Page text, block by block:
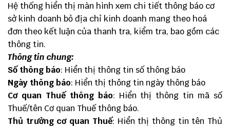
Hệ thống hiển thị màn hình xem chi tiết thông báo cơ
sở kinh doanh bỏ địa chỉ kinh doanh mang theo hoá
đơn theo kết luận của thanh tra, kiểm tra, bao gồm các
thông tin.
Thông tin chung:
Số thông báo: Hiển thị thông tin số thông báo
Ngày thông báo: Hiển thị thông tin ngày thông báo
Cơ quan Thuế thông báo: Hiển thị thông tin mã số
Thuế/tên Cơ quan Thuế thông báo.
Thủ trưởng cơ quan Thuế: Hiển thị thông tin tên Thủ